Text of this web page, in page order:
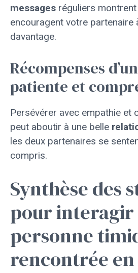
messages réguliers
encouragent votre partenaire
davantage.
Récompenses
patiente et
Persévérer avec empathie et
peut aboutir à une belle
les deux partenaires se
compris.
Synthèse des
pour interagir
personne
rencontrée